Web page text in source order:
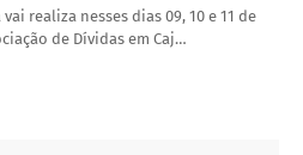
realiza nesses dias 09, 10 e 11 de
de Dívidas em Caj…